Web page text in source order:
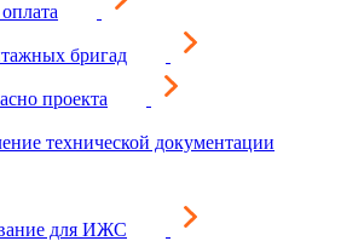
бригад
проекта
технической документации
для ИЖС